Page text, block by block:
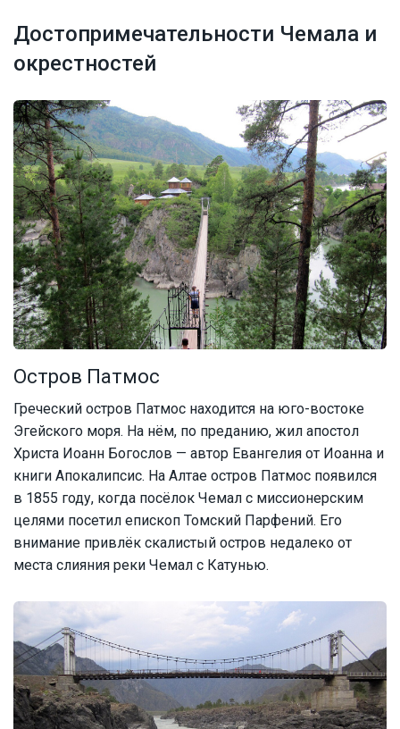
Достопримечательности Чемала и
окрестностей
Остров Патмос
Греческий остров Патмос находится на юго-востоке
Эгейского моря. На нём, по преданию, жил апостол
Христа Иоанн Богослов — автор Евангелия от Иоанна и
книги Апокалипсис. На Алтае остров Патмос появился
в 1855 году, когда посёлок Чемал с миссионерским
целями посетил епископ Томский Парфений. Его
внимание привлёк скалистый остров недалеко от
места слияния реки Чемал с Катунью.